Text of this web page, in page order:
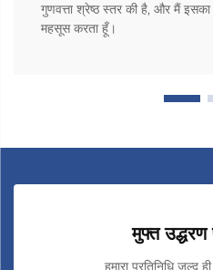
गुणवत्ता श्रेष्ठ स्तर की है, और मैं
महसूस करता हूँ।
मुफ्त उद्धरण
हमारा प्रतिनिधि जल्द